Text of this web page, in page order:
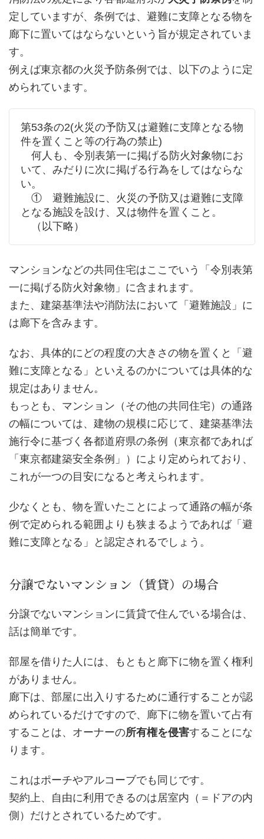
定していますが、条例では、避難に支障となる物を
廊下に置いてはならないという旨が規定されていま
す。
例えば東京都の火災予防条例では、以下のように定
められています。
第53条の2(火災の予防又は避難に支障となる物
件を置くこと等の行為の禁止)
何人も、令別表第一に掲げる防火対象物にお
いて、みだりに次に掲げる行為をしてはならな
い。
① 避難施設に、火災の予防又は避難に支障
となる施設を設け、又は物件を置くこと。
（以下略）
マンションなどの共同住宅はここでいう「令別表第
一に掲げる防火対象物」に含まれます。
また、建築基準法や消防法において「避難施設」に
は廊下を含みます。
なお、具体的にどの程度の大きさの物を置くと「避
難に支障となる」といえるのかについては具体的な
規定はありません。
もっとも、マンション（その他の共同住宅）の通路
の幅については、建物の規模に応じて、建築基準法
施行令に基づく各都道府県の条例（東京都であれば
「東京都建築安全条例」）により定められており、
これが一つの目安になると考えられます。
少なくとも、物を置いたことによって通路の幅が条
例で定められる範囲よりも狭まるようであれば「避
難に支障となる」と認定されるでしょう。
分譲でないマンション（賃貸）の場合
分譲でないマンションに賃貸で住んでいる場合は、
話は簡単です。
部屋を借りた人には、もともと廊下に物を置く権利
がありません。
廊下は、部屋に出入りするために通行することが認
められているだけですので、廊下に物を置いて占有
することは、オーナーの所有権を侵害することにな
ります。
これはポーチやアルコーブでも同じです。
契約上、自由に利用できるのは居室内（＝ドアの内
側）だけとされているためです。